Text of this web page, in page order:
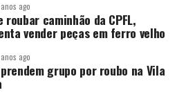
ago
roubar caminhão da CPFL,
vender peças em ferro velho
ago
grupo por roubo na Vila